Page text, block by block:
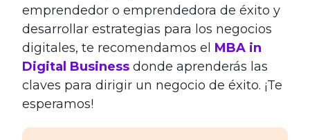
emprendedor o emprendedora de éxito y
desarrollar estrategias para los negocios
digitales, te recomendamos el MBA in
Digital Business donde aprenderás las
claves para dirigir un negocio de éxito. ¡Te
esperamos!